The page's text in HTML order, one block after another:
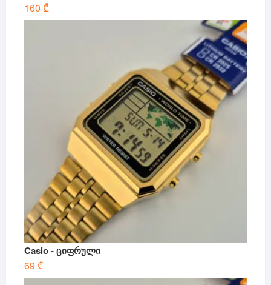
160 ₾
Casio - ციფრული
69 ₾